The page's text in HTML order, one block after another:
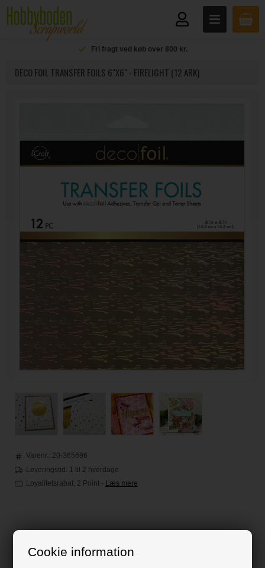
Cookie information
Fri fragt ved køb over 800 kr.
DECO FOIL TRANSFER FOILS 6"X6" - FIRELIGHT (12 ARK)
Varenr.: 20-365696
Leveringstid: 1 til 2 hverdage
Loyalitetsrabat: 2 Point - Læs mere
59,00DKK